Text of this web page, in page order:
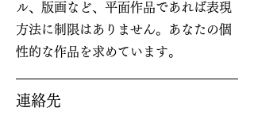
ル、版画など、平面作品であれば表現
方法に制限はありません。あなたの個
性的な作品を求めています。
連絡先